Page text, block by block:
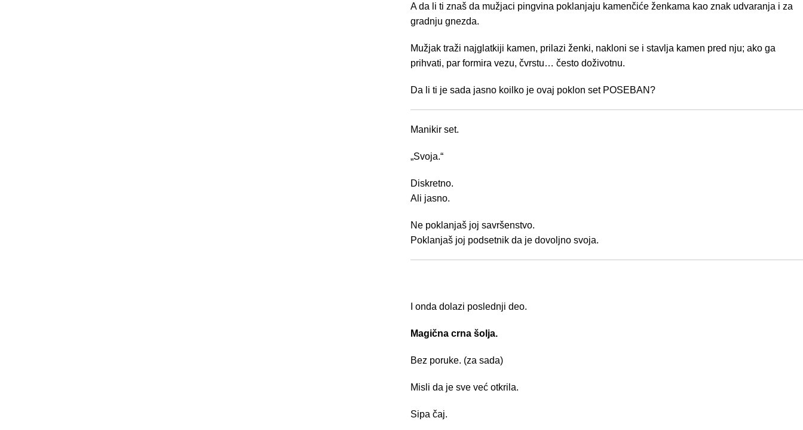
A da li ti znaš da mužjaci pingvina poklanjaju kamenčiće ženkama kao znak udvaranja i za
gradnju gnezda.
Mužjak traži najglatkiji kamen, prilazi ženki, nakloni se i stavlja kamen pred nju; ako ga
prihvati, par formira vezu, čvrstu… često doživotnu.
Da li ti je sada jasno koilko je ovaj poklon set POSEBAN?
Manikir set.
„Svoja.“
Diskretno.
Ali jasno.
Ne poklanjaš joj savršenstvo.
Poklanjaš joj podsetnik da je dovoljno svoja.
I onda dolazi poslednji deo.
Magična crna šolja.
Bez poruke. (za sada)
Misli da je sve već otkrila.
Sipa čaj.